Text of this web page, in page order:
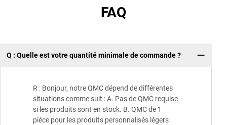
FAQ
Q : Quelle est votre quantité minimale de commande ?
R : Bonjour, notre QMC dépend de différentes
situations comme suit : A. Pas de QMC requise
si les produits sont en stock. B. QMC de 1
pièce pour les produits personnalisés légers